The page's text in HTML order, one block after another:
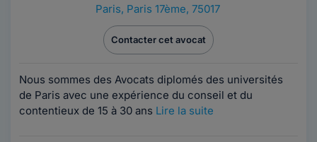
Paris, Paris 17ème, 75017
Contacter cet avocat
Nous sommes des Avocats diplomés des universités
de Paris avec une expérience du conseil et du
contentieux de 15 à 30 ans Lire la suite